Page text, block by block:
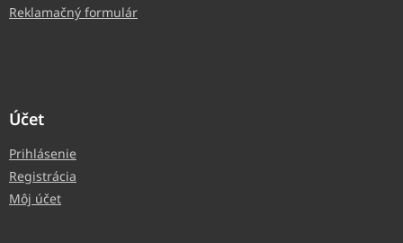
Reklamačný formulár
Účet
Prihlásenie
Registrácia
Môj účet